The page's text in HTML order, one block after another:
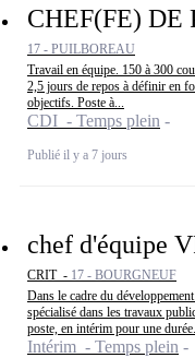
CHEF(FE) DE
17 - PUILBOREAU
Travail en équipe. 150 à 300
2,5 jours de repos à définir en
objectifs. Poste à...
CDI - Temps plein
Publié il y a 7 jours
chef d'équipe
CRIT - 17 - BOURGNEUF
Dans le cadre du
spécialisé dans les travaux
poste, en intérim pour une
Intérim - Temps plein